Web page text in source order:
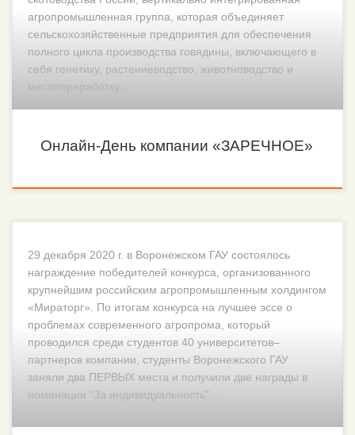
агропромышленная группа, которая объединяет
сельскохозяйственные предприятия для обеспечения
полного цикла производства говядины, включающего в
себя генетику, растениеводство, животноводство и
мясопереработку...
Онлайн-День компании «ЗАРЕЧНОЕ»
29 декабря 2020 г. в Воронежском ГАУ состоялось
награждение победителей конкурса, организованного
крупнейшим российским агропромышленным холдингом
«Мираторг». По итогам конкурса на лучшее эссе о
проблемах современного агропрома, который
проводился среди студентов 40 университетов–
партнеров компании, студенты Воронежского ГАУ
заняли два ПЕРВЫХ места и получили две награды в
номинации "За индивидуальность"...